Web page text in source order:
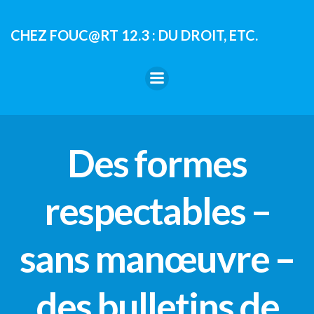
contenu
CHEZ FOUC@RT 12.3 : DU DROIT, ETC.
Des formes
respectables –
sans manœuvre –